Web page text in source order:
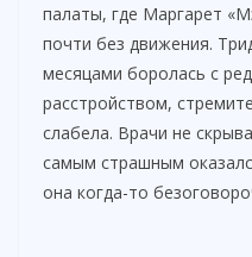
палаты, где Маргарет
почти без движения.
месяцами боролась с
расстройством,
слабела. Врачи не
самым страшным
она когда-то